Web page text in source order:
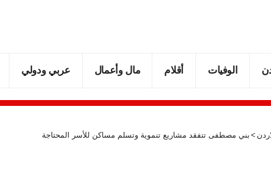
الوفيات أقلام مال وأعمال عربي ودولي
> بني مصطفى تتفقد مشاريع تنموية وتسلم مساكن للأسر المحتاجة